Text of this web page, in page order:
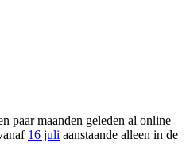
paar maanden geleden al online
16 juli aanstaande alleen in de